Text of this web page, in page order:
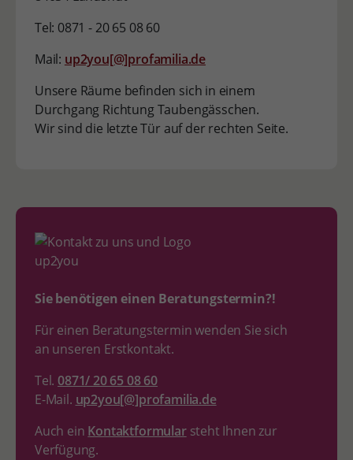
Tel: 0871 - 20 65 08 60
Mail: up2you[@]profamilia.de
Unsere Räume befinden sich in einem
Durchgang Richtung Taubengässchen.
Wir sind die letzte Tür auf der rechten Seite.
Sie benötigen einen Beratungstermin?!
Für einen Beratungstermin wenden Sie sich
an unseren Erstkontakt.
Tel.0871/ 20 65 08 60
E-Mail. up2you[@]profamilia.de
Auch ein Kontaktformularsteht Ihnen zur
Verfügung.